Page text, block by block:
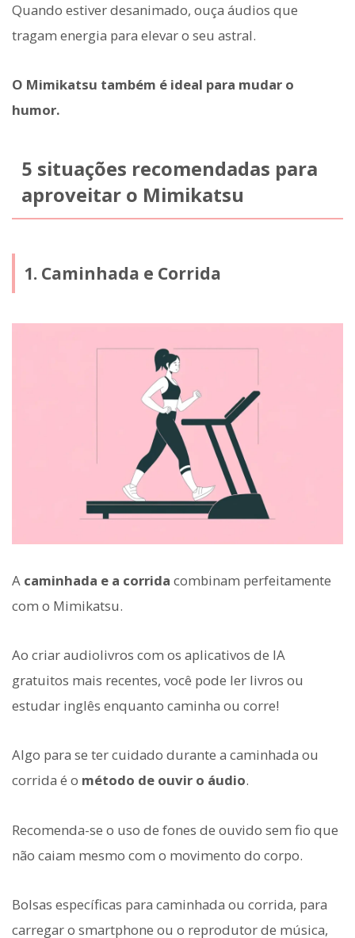
Quando estiver desanimado, ouça áudios que
tragam energia para elevar o seu astral.
O Mimikatsu também é ideal para mudar o
humor.
5 situações recomendadas para
aproveitar o Mimikatsu
1. Caminhada e Corrida
A caminhada e a corrida combinam perfeitamente
com o Mimikatsu.
Ao criar audiolivros com os aplicativos de IA
gratuitos mais recentes, você pode ler livros ou
estudar inglês enquanto caminha ou corre!
Algo para se ter cuidado durante a caminhada ou
corrida é o método de ouvir o áudio.
Recomenda-se o uso de fones de ouvido sem fio que
não caiam mesmo com o movimento do corpo.
Bolsas específicas para caminhada ou corrida, para
carregar o smartphone ou o reprodutor de música,